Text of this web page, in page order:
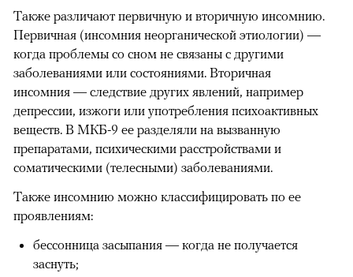
Также различают первичную и вторичную инсомнию.
Первичная (инсомния неорганической этиологии) —
когда проблемы со сном не связаны с другими
заболеваниями или состояниями. Вторичная
инсомния — следствие других явлений, например
депрессии, изжоги или употребления психоактивных
веществ. В МКБ-9 ее разделяли на вызванную
препаратами, психическими расстройствами и
соматическими (телесными) заболеваниями.
Также инсомнию можно классифицировать по ее
проявлениям:
бессонница засыпания — когда не получается
заснуть;